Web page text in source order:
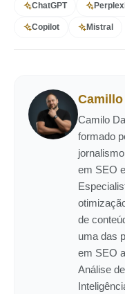
ChatGPT
Copilot Mistral
Camilo
formado
em SEO
de
uma das
em SEO
Análise